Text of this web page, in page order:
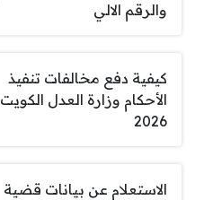
والرقم الالي
كيفية دفع مخالفات تنفيذ
الأحكام وزارة العدل الكويت
2026
الاستعلام عن بيانات قضية